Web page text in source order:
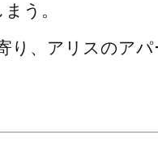
う。
り、アリスのア